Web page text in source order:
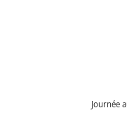
Journée